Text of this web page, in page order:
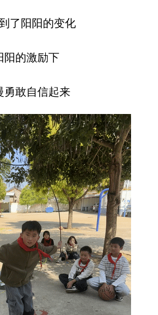
了阳阳的变化
阳的激励下
勇敢自信起来